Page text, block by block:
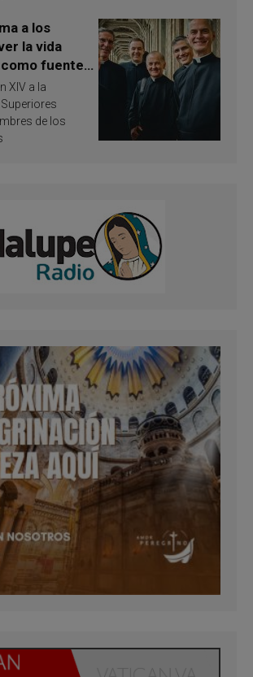
a los
la vida
fuente
y
XIV a la
de los